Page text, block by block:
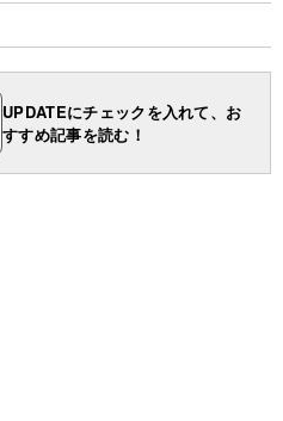
UPDATEにチェックを入れて、お
すすめ記事を読む！